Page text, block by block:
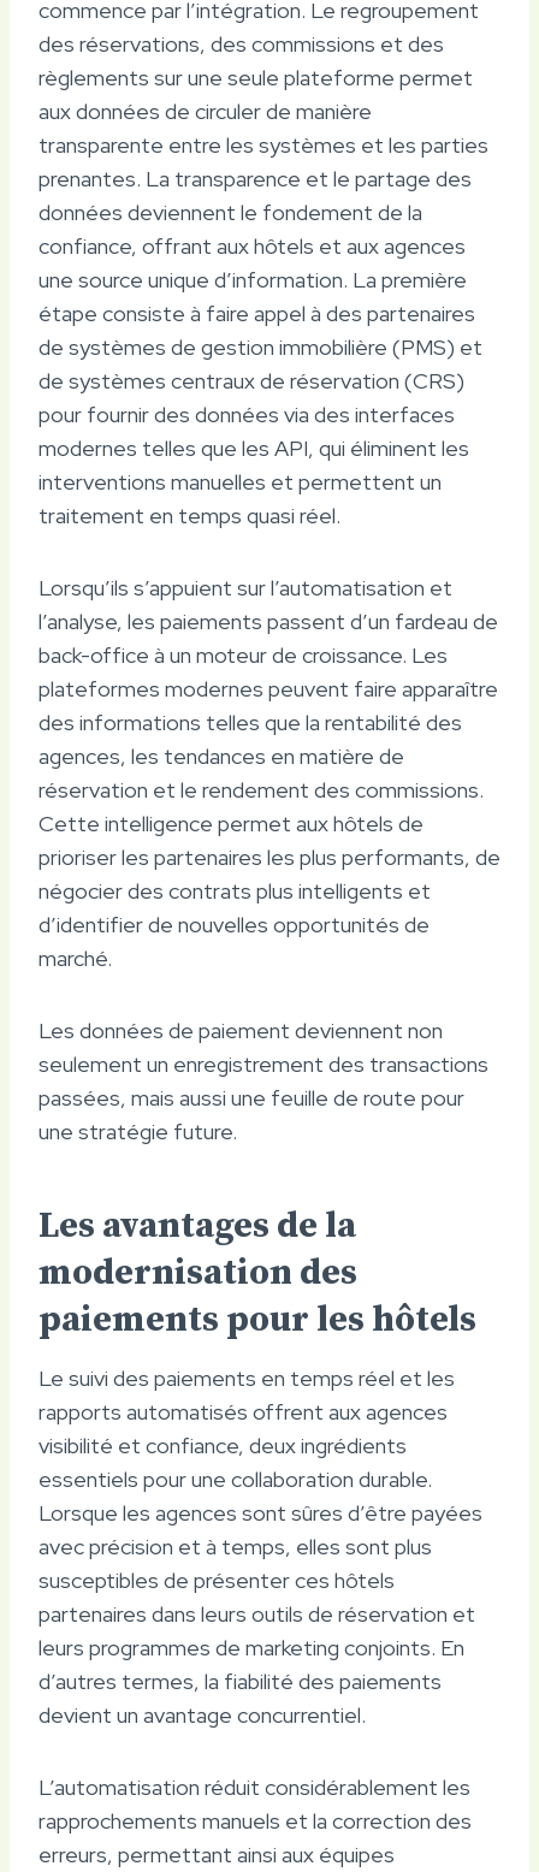
commence par l’intégration. Le regroupement
des réservations, des commissions et des
règlements sur une seule plateforme permet
aux données de circuler de manière
transparente entre les systèmes et les parties
prenantes. La transparence et le partage des
données deviennent le fondement de la
confiance, offrant aux hôtels et aux agences
une source unique d’information. La première
étape consiste à faire appel à des partenaires
de systèmes de gestion immobilière (PMS) et
de systèmes centraux de réservation (CRS)
pour fournir des données via des interfaces
modernes telles que les API, qui éliminent les
interventions manuelles et permettent un
traitement en temps quasi réel.
Lorsqu’ils s’appuient sur l’automatisation et
l’analyse, les paiements passent d’un fardeau de
back-office à un moteur de croissance. Les
plateformes modernes peuvent faire apparaître
des informations telles que la rentabilité des
agences, les tendances en matière de
réservation et le rendement des commissions.
Cette intelligence permet aux hôtels de
prioriser les partenaires les plus performants, de
négocier des contrats plus intelligents et
d’identifier de nouvelles opportunités de
marché.
Les données de paiement deviennent non
seulement un enregistrement des transactions
passées, mais aussi une feuille de route pour
une stratégie future.
Les avantages de la
modernisation des
paiements pour les hôtels
Le suivi des paiements en temps réel et les
rapports automatisés offrent aux agences
visibilité et confiance, deux ingrédients
essentiels pour une collaboration durable.
Lorsque les agences sont sûres d’être payées
avec précision et à temps, elles sont plus
susceptibles de présenter ces hôtels
partenaires dans leurs outils de réservation et
leurs programmes de marketing conjoints. En
d’autres termes, la fiabilité des paiements
devient un avantage concurrentiel.
L’automatisation réduit considérablement les
rapprochements manuels et la correction des
erreurs, permettant ainsi aux équipes